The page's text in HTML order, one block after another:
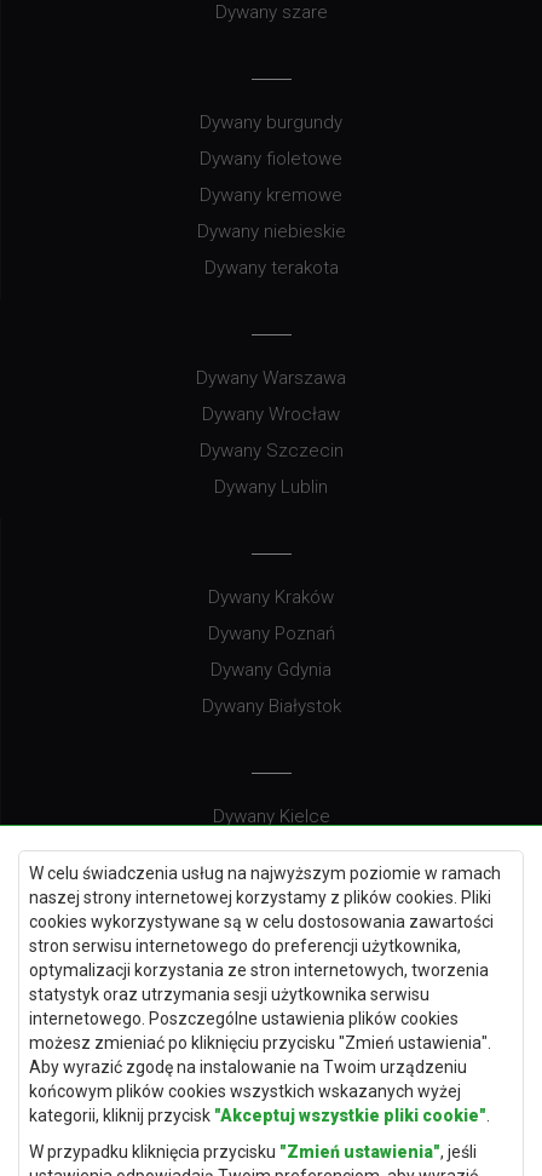
W celu świadczenia usług na najwyższym poziomie w ramach
naszej strony internetowej korzystamy z plików cookies. Pliki
cookies wykorzystywane są w celu dostosowania zawartości
stron serwisu internetowego do preferencji użytkownika,
optymalizacji korzystania ze stron internetowych, tworzenia
statystyk oraz utrzymania sesji użytkownika serwisu
internetowego. Poszczególne ustawienia plików cookies
możesz zmieniać po kliknięciu przycisku "Zmień ustawienia".
Aby wyrazić zgodę na instalowanie na Twoim urządzeniu
końcowym plików cookies wszystkich wskazanych wyżej
kategorii, kliknij przycisk "Akceptuj wszystkie pliki cookie"
W przypadku kliknięcia przycisku "Zmień ustawienia", jeśli
Dywany szare
Dywany burgundy
Dywany fioletowe
Dywany kremowe
Dywany niebieskie
Dywany terakota
Dywany Warszawa
Dywany Wrocław
Dywany Szczecin
Dywany Lublin
Dywany Kraków
Dywany Poznań
Dywany Gdynia
Dywany Białystok
Dywany Kielce
Dywany Gdańsk
Dywany Toruń
Dywany Bydgoszcz
Dywany Łódź
Dywany Katowice
Dywany Rzeszów
Dywany Częstochowa